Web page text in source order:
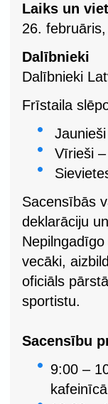
Laiks un
26.
Dalībnieki
Dalībnieki
Frīstaila
Vīrieši
Sacensībās
deklarāciju
vecāki,
oficiāls
sportistu.
Sacensību
9:00 –
kafeinīcā